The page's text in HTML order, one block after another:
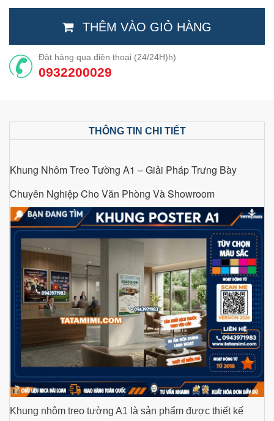
THÊM VÀO GIỎ HÀNG
Đặt hàng qua điện thoại (24/24H)h)
0932200029
THÔNG TIN CHI TIẾT
Khung Nhôm Treo Tường A1 – Giải Pháp Trưng Bày
Chuyên Nghiệp Cho Văn Phòng Và Showroom
Khung nhôm treo tường A1 là sản phẩm được thiết kế